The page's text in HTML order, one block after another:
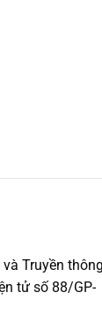
Truyền thông
tử số 88/GP-